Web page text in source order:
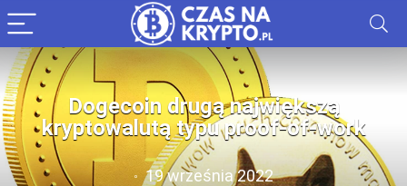
Dogecoin drugą największą
kryptowalutą typu proof-of-work
19 września 2022